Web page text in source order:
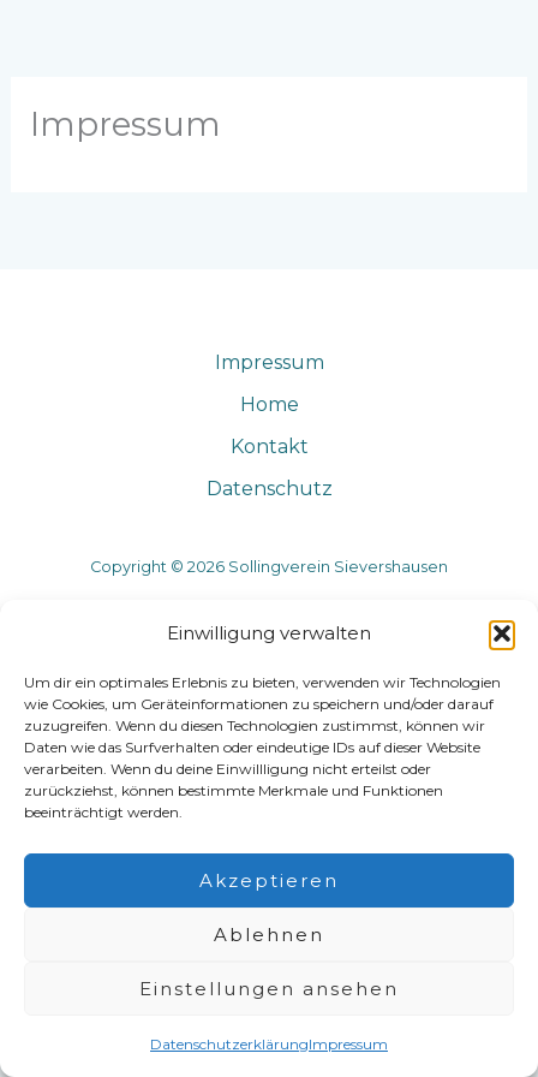
Einwilligung verwalten
Um dir ein optimales Erlebnis zu bieten, verwenden wir Technologien
wie Cookies, um Geräteinformationen zu speichern und/oder darauf
zuzugreifen. Wenn du diesen Technologien zustimmst, können wir
Daten wie das Surfverhalten oder eindeutige IDs auf dieser Website
verarbeiten. Wenn du deine Einwillligung nicht erteilst oder
zurückziehst, können bestimmte Merkmale und Funktionen
beeinträchtigt werden.
Akzeptieren
Ablehnen
Einstellungen ansehen
DatenschutzerklärungImpressum
Impressum
Impressum
Home
Kontakt
Datenschutz
Copyright © 2026 Sollingverein Sievershausen